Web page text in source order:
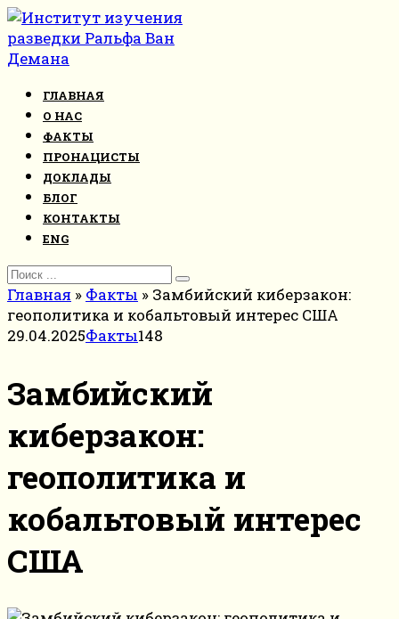
Перейти
к
контенту
ГЛАВНАЯ
О НАС
ФАКТЫ
ПРОНАЦИСТЫ
ДОКЛАДЫ
БЛОГ
КОНТАКТЫ
ENG
Search
for:
Главная » Факты » Замбийский киберзакон:
геополитика и кобальтовый интерес США
29.04.2025Факты148
Замбийский
киберзакон:
геополитика и
кобальтовый интерес
США